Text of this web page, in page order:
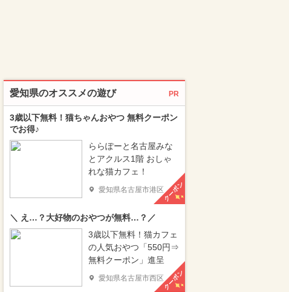
愛知県のオススメの遊び PR
3歳以下無料！猫ちゃんおやつ 無料クーポン
でお得♪
ららぽーと名古屋みな
とアクルス1階 おしゃ
れな猫カフェ！
愛知県名古屋市港区クーポン
＼ え…？大好物のおやつが無料…？／
3歳以下無料！猫カフェ
の人気おやつ「550円⇒
無料クーポン」進呈
愛知県名古屋市西区クーポン